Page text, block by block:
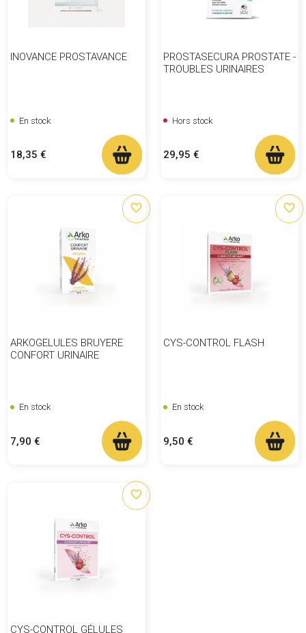
INOVANCE PROSTAVANCE
En stock
Prix
18,35 €
PROSTASECURA PROSTATE -
TROUBLES URINAIRES
Hors stock
Prix
29,95 €
ARKOGELULES BRUYERE
CONFORT URINAIRE
favorite_border
En stock
Prix
7,90 €
CYS-CONTROL FLASH
favorite_border
En stock
Prix
9,50 €
CYS-CONTROL GÉLULES
favorite_border